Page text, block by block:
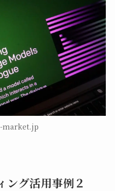
market.jp
ング活用事例２